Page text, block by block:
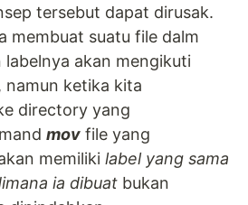
tersebut dapat dirusak.
membuat suatu file dalm
akan mengikuti
ketika kita
directory yang
mov file yang
memiliki label yang sama
ia dibuat bukan